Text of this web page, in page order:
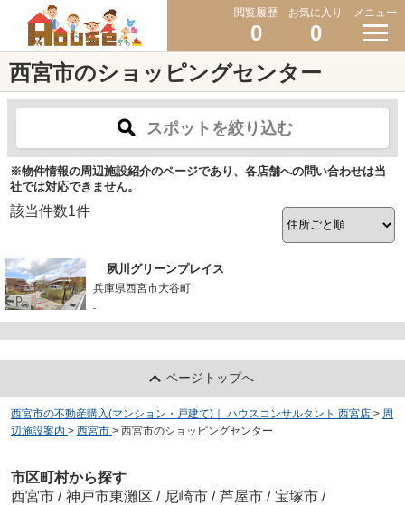
閲覧履歴
0
お気に入り
0
メニュー
西宮市のショッピングセンター
スポットを絞り込む
※物件情報の周辺施設紹介のページであり、各店舗への問い合わせは当
社では対応できません。
該当件数1件
夙川グリーンプレイス
兵庫県西宮市大谷町
-
ページトップへ
西宮市の不動産購入(マンション・戸建て)｜ ハウスコンサルタント 西宮店 > 周
辺施設案内 > 西宮市 > 西宮市のショッピングセンター
市区町村から探す
西宮市 / 神戸市東灘区 / 尼崎市 / 芦屋市 / 宝塚市 /